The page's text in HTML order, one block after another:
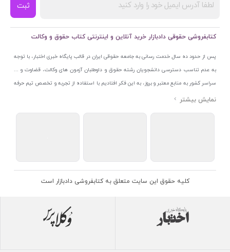
ثبت
کتابفروشی حقوقی دادبازار خرید آنلاین و اینترنتی کتاب حقوق و وکالت
پس از حدود ده سال خدمت رسانی به جامعه حقوقی ایران در قالب پایگاه خبری اختبار، با توجه
به عدم تناسب دسترسی دانشجویان رشته حقوق و داوطلبان آزمون های وکالت، قضاوت و ...
سراسر کشور به منابع معتبر و بروز، به این فکر افتادیم با استفاده از تجربه و تخصص تیم حرفه
ای اختبار خدمتی جدید به جامعه حقوقی ایران ارائه کنیم. به این منظور با راه اندازی و تجهیز
اتحادیه ناشران و کتابفروشان تهران به منظور ارائه مطمئن ترین خدمات مجموعه بسیار کامل و
معتبری از کتاب های حقوقی را به علاقمندان عرضه کرده ایم. علاوه بر این با بهره گیری از فناوری
اندازی کردیم تا علاقمندان بتوانند با اطمینان کافی و به اتکای اعتبار این مجموعه قدیمی کتاب و
کلیه حقوق این سایت متعلق به کتابفروشی دادبازار است